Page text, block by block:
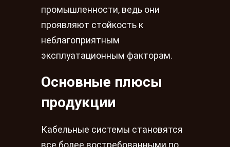
промышленности, ведь они
проявляют стойкость к
неблагоприятным
эксплуатационным факторам.
Основные плюсы
продукции
Кабельные системы становятся
все более востребованными по